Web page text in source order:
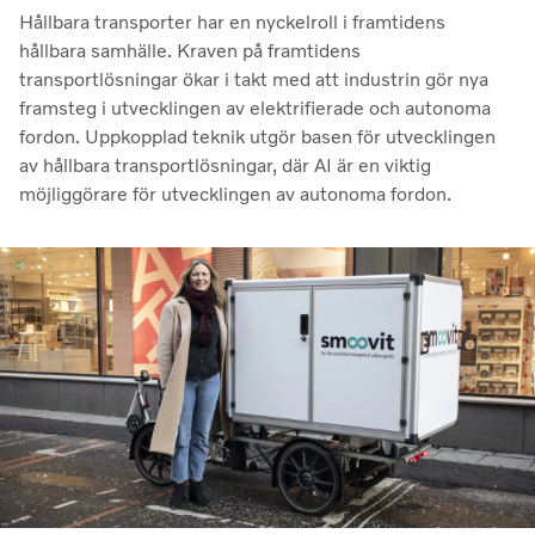
Hållbara transporter har en nyckelroll i framtidens
hållbara samhälle. Kraven på framtidens
transportlösningar ökar i takt med att industrin gör nya
framsteg i utvecklingen av elektrifierade och autonoma
fordon. Uppkopplad teknik utgör basen för utvecklingen
av hållbara transportlösningar, där AI är en viktig
möjliggörare för utvecklingen av autonoma fordon.